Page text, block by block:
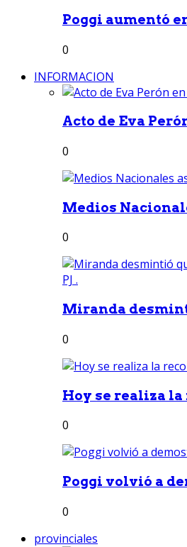
Poggi aumentó
0
INFORMACION
Acto de Eva
0
Medios
0
Miranda
0
Hoy se realiza
0
Poggi volvió a
0
provinciales